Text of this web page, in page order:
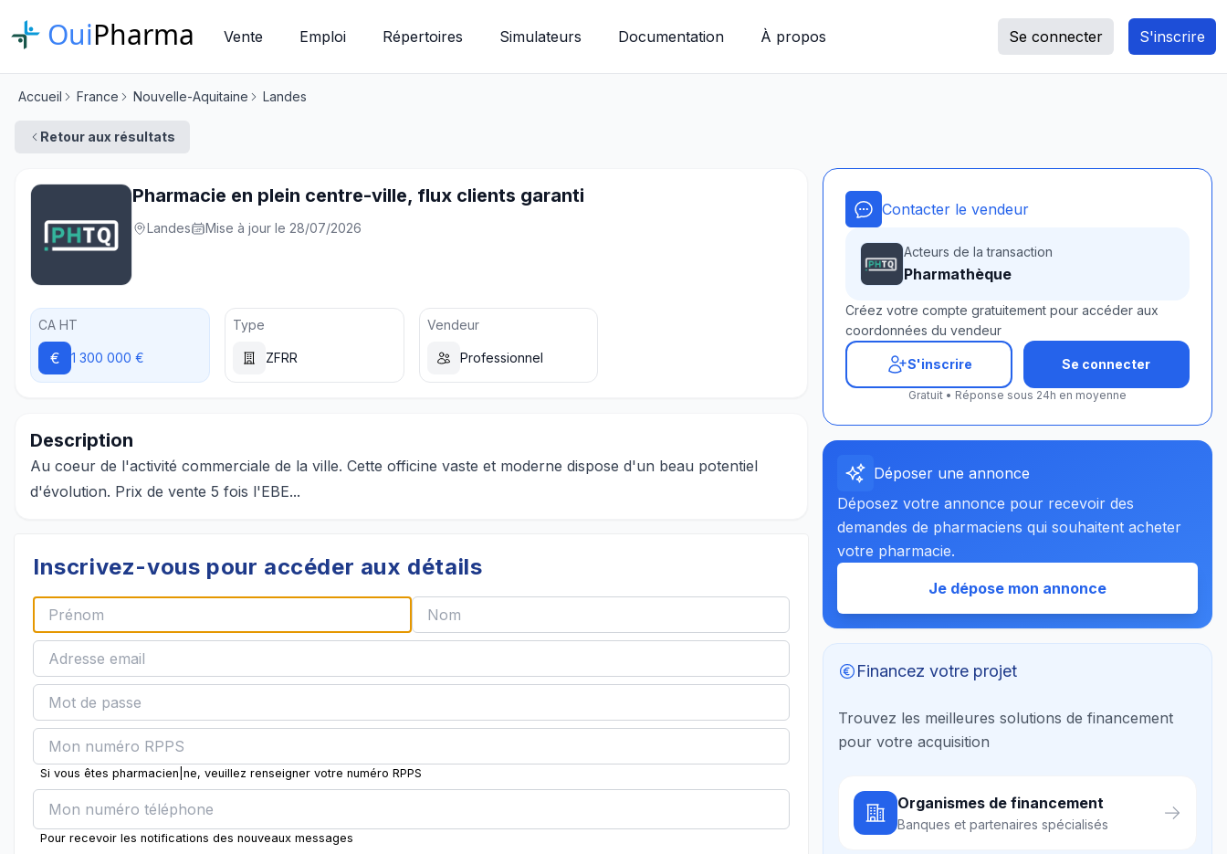
OuiPharma Vente Emploi Répertoires Simulateurs Documentation À propos Se connecter S'inscrire
Accueil France Nouvelle-Aquitaine Landes
Retour aux résultats
Pharmacie en plein centre-ville, flux clients garanti
Landes Mise à jour le 28/07/2026
CA HT
€ 1 300 000 €
Type
ZFRR
Vendeur
Professionnel
Description
Au coeur de l'activité commerciale de la ville. Cette officine vaste et moderne dispose d'un beau potentiel
d'évolution. Prix de vente 5 fois l'EBE...
Inscrivez-vous pour accéder aux détails
Si vous êtes pharmacien|ne, veuillez renseigner votre numéro RPPS
Pour recevoir les notifications des nouveaux messages
Contacter le vendeur
Acteurs de la transaction
Pharmathèque
Créez votre compte gratuitement pour accéder aux
coordonnées du vendeur
S'inscrire Se connecter
Gratuit • Réponse sous 24h en moyenne
Déposer une annonce
Déposez votre annonce pour recevoir des
demandes de pharmaciens qui souhaitent acheter
votre pharmacie.
Je dépose mon annonce
Financez votre projet
Trouvez les meilleures solutions de financement
pour votre acquisition
Organismes de financement
Banques et partenaires spécialisés